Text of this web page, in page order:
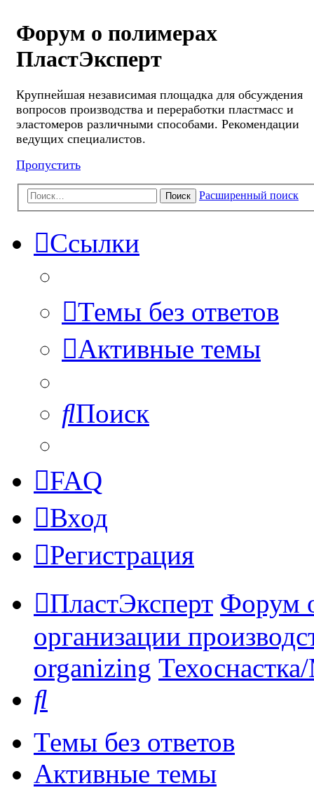
Форум о полимерах
ПластЭксперт
Крупнейшая независимая площадка для обсуждения
вопросов производства и переработки пластмасс и
эластомеров различными способами. Рекомендации
ведущих специалистов.
Пропустить
Поиск Расширенный поиск
Ссылки
Темы без ответов
Активные темы
Поиск
FAQ
Вход
Регистрация
ПластЭксперт Форум
организации
organizing
Темы без ответов
Активные темы